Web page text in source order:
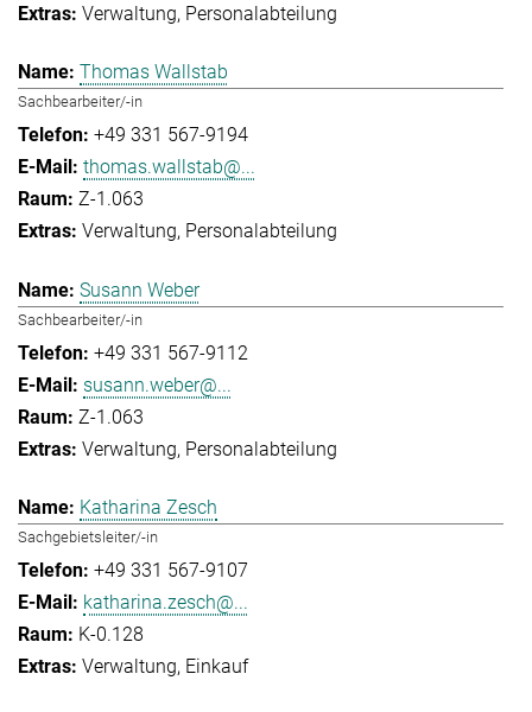
Verwaltung Personalabteilung
Thomas Wallstab
Sachbearbeiter/-in
+49 331 567-9194
thomas.wallstab@...
Z-1.063
Verwaltung Personalabteilung
Susann Weber
Sachbearbeiter/-in
+49 331 567-9112
susann.weber@...
Z-1.063
Verwaltung Personalabteilung
Katharina Zesch
Sachgebietsleiter/-in
+49 331 567-9107
katharina.zesch@...
K-0.128
Verwaltung Einkauf